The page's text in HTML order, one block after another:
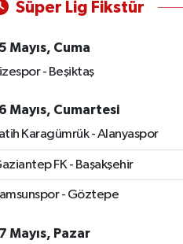
Süper Lig Fikstür
Mayıs, Cuma
- Beşiktaş
Mayıs, Cumartesi
Karagümrük - Alanyaspor
FK - Başakşehir
- Göztepe
Mayıs, Pazar